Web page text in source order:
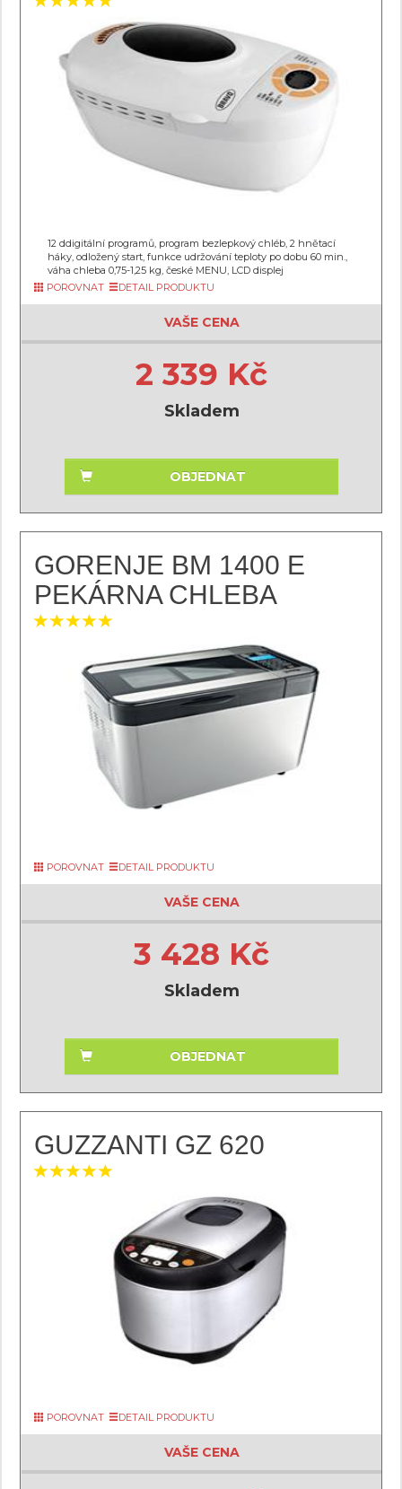
12 ddigitální programů, program bezlepkový chléb, 2 hnětací
háky, odložený start, funkce udržování teploty po dobu 60 min.,
váha chleba 0,75-1,25 kg, české MENU, LCD displej
POROVNAT
DETAIL PRODUKTU
VAŠE CENA
2 339 Kč
Skladem
OBJEDNAT
GORENJE BM 1400 E
PEKÁRNA CHLEBA
POROVNAT DETAIL PRODUKTU
VAŠE CENA
3 428 Kč
Skladem
OBJEDNAT
GUZZANTI GZ 620
POROVNAT DETAIL PRODUKTU
VAŠE CENA